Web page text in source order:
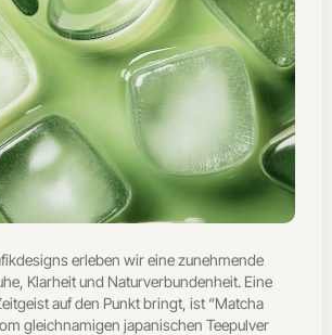
erleben wir eine zunehmende
Klarheit und Naturverbundenheit. Eine
auf den Punkt bringt, ist “Matcha
gleichnamigen japanischen Teepulver